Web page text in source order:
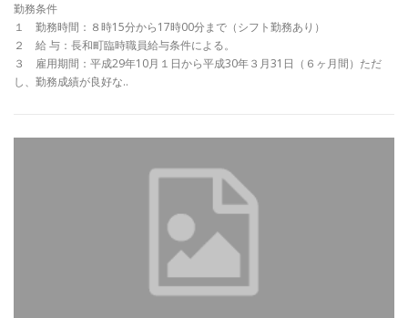
勤務条件
１ 勤務時間：８時15分から17時00分まで（シフト勤務あり）
２ 給 与：長和町臨時職員給与条件による。
３ 雇用期間：平成29年10月１日から平成30年３月31日（６ヶ月間）ただ
し、勤務成績が良好な..